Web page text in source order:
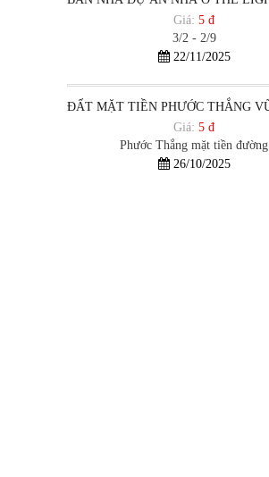
Giá: 5 đ
3/2 - 2/9
22/11/2025
Giá: 5 đ
Phước Thắng mặt tiền đường
26/10/2025